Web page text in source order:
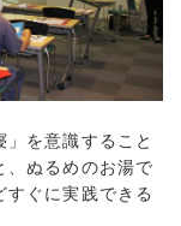
を意識すること
、ぬるめのお湯で
すぐに実践できる